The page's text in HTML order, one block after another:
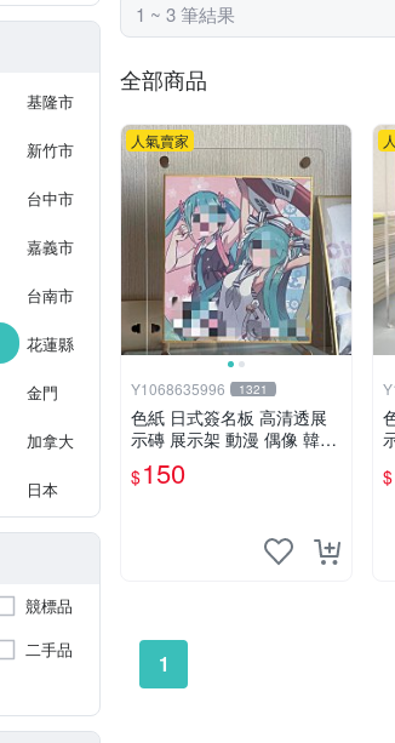
基隆市
新竹市
台中市
嘉義市
台南市
花蓮縣
金門
加拿大
日本
競標品
二手品
1 ~ 3 筆結果
全部商品
人氣賣家
Y1068635996 1321
色紙 日式簽名板 高清透展
示磚 展示架 動漫 偶像 韓星
BTS hololive 中號 凹槽150*
150mm
$150 $
1